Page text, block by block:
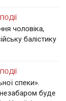
ПОДІЇ
чоловіка,
балістику
ПОДІЇ
спеки».
буде